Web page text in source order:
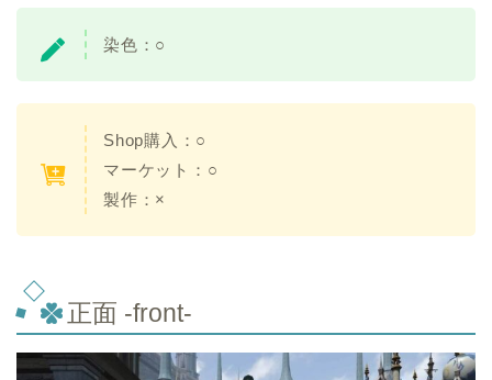
染色：○
Shop購入：○
マーケット：○
製作：×
正面 -front-